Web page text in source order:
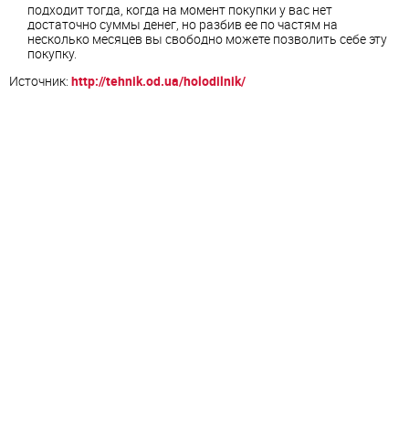
подходит тогда, когда на момент покупки у вас нет
достаточно суммы денег, но разбив ее по частям на
несколько месяцев вы свободно можете позволить себе эту
покупку.
Источник: http://tehnik.od.ua/holodilnik/